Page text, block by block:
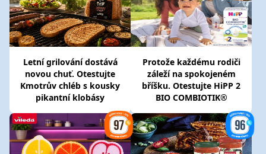
Letní grilování dostává
novou chuť. Otestujte
Kmotrův chléb s kousky
pikantní klobásy
Protože každému rodiči
záleží na spokojeném
bříšku. Otestujte HiPP 2
BIO COMBIOTIK®